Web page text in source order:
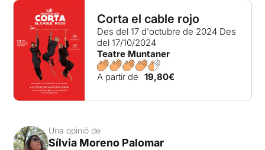
Corta el cable rojo
Des del 17 d'octubre de 2024 Des
del 17/10/2024
Teatre Muntaner
A partir de 19,80€
Una opinió de
Sílvia Moreno Palomar